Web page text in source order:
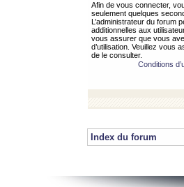
Afin de vous connecter,
seulement quelques
L’administrateur du forum
additionnelles aux
vous assurer que vous
d’utilisation. Veuillez vous
de le consulter.
Conditions
Index du forum